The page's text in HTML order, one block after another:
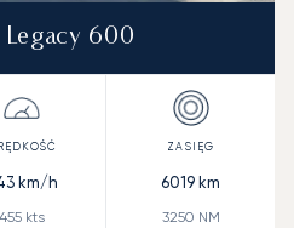
Legacy 600
km/h
455 kts
6019 km
3250 NM